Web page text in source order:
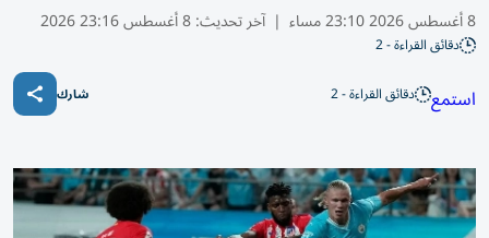
8 أغسطس 2026 23:10 مساء | آخر تحديث:8 أغسطس 23:16 2026
دقائق القراءة - 2
استمع دقائق القراءة - 2 شارك